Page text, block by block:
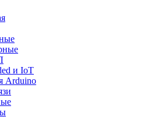
и IoT
Arduino